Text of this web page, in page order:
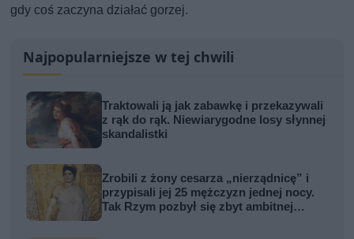
gdy coś zaczyna działać gorzej.
Najpopularniejsze w tej chwili
Traktowali ją jak zabawkę i przekazywali
z rąk do rąk. Niewiarygodne losy słynnej
skandalistki
Zrobili z żony cesarza „nierządnicę” i
przypisali jej 25 mężczyzn jednej nocy.
Tak Rzym pozbył się zbyt ambitnej